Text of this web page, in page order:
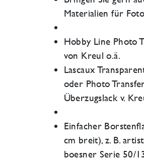
Materialien für
Hobby Line Photo
von Kreul o.ä.
Lascaux
oder Photo
Überzugslack v.
Einfacher
cm breit), z. B.
boesner Serie 50/